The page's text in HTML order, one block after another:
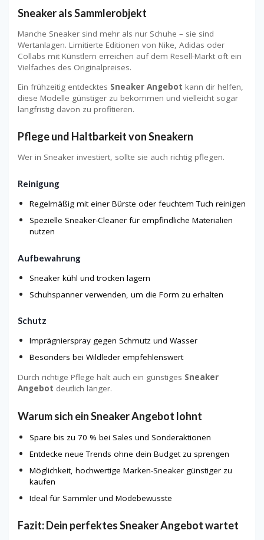
Sneaker als Sammlerobjekt
Manche Sneaker sind mehr als nur Schuhe – sie sind
Wertanlagen. Limitierte Editionen von Nike, Adidas oder
Collabs mit Künstlern erreichen auf dem Resell-Markt oft ein
Vielfaches des Originalpreises.
Ein frühzeitig entdecktes Sneaker Angebot kann dir helfen,
diese Modelle günstiger zu bekommen und vielleicht sogar
langfristig davon zu profitieren.
Pflege und Haltbarkeit von Sneakern
Wer in Sneaker investiert, sollte sie auch richtig pflegen.
Reinigung
Regelmäßig mit einer Bürste oder feuchtem Tuch reinigen
Spezielle Sneaker-Cleaner für empfindliche Materialien
nutzen
Aufbewahrung
Sneaker kühl und trocken lagern
Schuhspanner verwenden, um die Form zu erhalten
Schutz
Imprägnierspray gegen Schmutz und Wasser
Besonders bei Wildleder empfehlenswert
Durch richtige Pflege hält auch ein günstiges Sneaker
Angebot deutlich länger.
Warum sich ein Sneaker Angebot lohnt
Spare bis zu 70 % bei Sales und Sonderaktionen
Entdecke neue Trends ohne dein Budget zu sprengen
Möglichkeit, hochwertige Marken-Sneaker günstiger zu
kaufen
Ideal für Sammler und Modebewusste
Fazit: Dein perfektes Sneaker Angebot wartet